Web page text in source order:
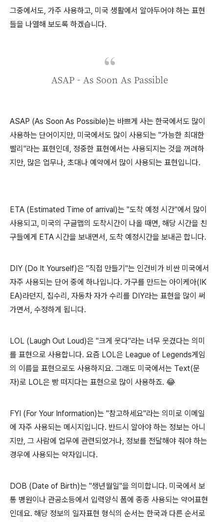
그중에서도, 가주 사용하고, 미국 생활에서 알아두어야 하는 표현
들을 나열해 보도록 하겠습니다.
ASAP - As Soon As Passible
ASAP (As Soon As Possible)는 바쁘게 사는 한국에서도 많이
사용하는 단어이지만, 미국에서도 많이 사용되는 "가능한 최대한
빨리"라는 표현인데, 정중한 표현에서는 사용되지는 것을 꺼려하
지만, 많은 업무나, 초대나 예약에서 많이 사용되는 표현입니다.
ETA (Estimated Time of arrival)는 "도착 예정 시간"에서 많이
사용되고, 미국의 구글맵의 도착시간이 나올 때면, 해당 시간을 친
구들에게 ETA 시간을 보내면서, 도착 예정시간을 보내곤 합니다.
DIY (Do It Yourself)은 "직접 만들기"는 인건비가 비싼 미국에서
자주 사용되는 단어 중에 하나입니다. 가구를 만드는 아이케아(IK
EA)라던지, 집수리, 자동차 자가 수리를 DIY라는 표현을 많이 써
가면서, 수정하게 됩니다.
LOL (Laugh Out Loud)은 "크게 웃다"라는 너무 웃겼다는 의미
를 표현으로 사용합니다. 요즘 LOL은 League of Legends게임
의 이름을 표현으로도 사용하지요. 그래도 미국에서는 Text(문
자)로 LOL은 빵 떠지다는 표현으로 많이 사용하죠. 😂
FYI (For Your Information)는 "참고하세요"라는 의미로 이메일
에 자주 사용되는 메시지입니다. 반드시 알아야 하는 정보는 아니
지만, 그 사람에 업무에 관련되었거나, 정보를 전달해야 줘야 하는
경우에 사용되는 약자입니다.
DOB (Date of Birth)는 "생년월일"을 의미합니다. 미국에서 보
통 병원이나 관공소등에서 입력양식 폼에 종종 사용되는 약어표현
인데요. 해당 정보의 일자표현 형식의 순서는 한국과 다른 순서로